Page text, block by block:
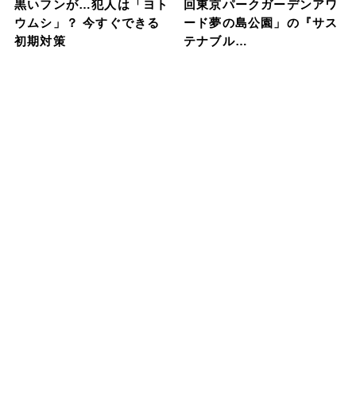
黒いフンが…犯人は「ヨト
ウムシ」？ 今すぐできる
初期対策
回東京パークガーデンアワ
ード夢の島公園」の『サス
テナブル…